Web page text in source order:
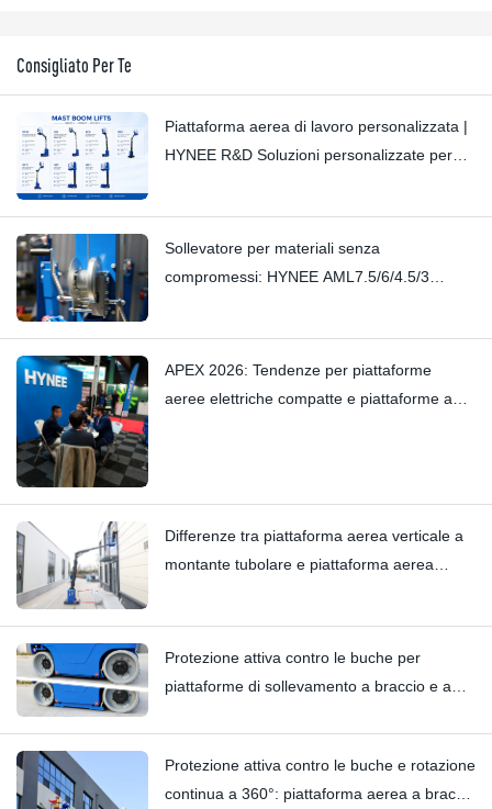
Consigliato Per Te
Piattaforma aerea di lavoro personalizzata |
HYNEE R&D Soluzioni personalizzate per
Sollevatore per materiali senza
compromessi: HYNEE AML7.5/6/4.5/3
maestria artigianale
APEX 2026: Tendenze per piattaforme
aeree elettriche compatte e piattaforme a
Differenze tra piattaforma aerea verticale a
montante tubolare e piattaforma aerea
Protezione attiva contro le buche per
piattaforme di sollevamento a braccio e a
Protezione attiva contro le buche e rotazione
continua a 360°: piattaforma aerea a braccio